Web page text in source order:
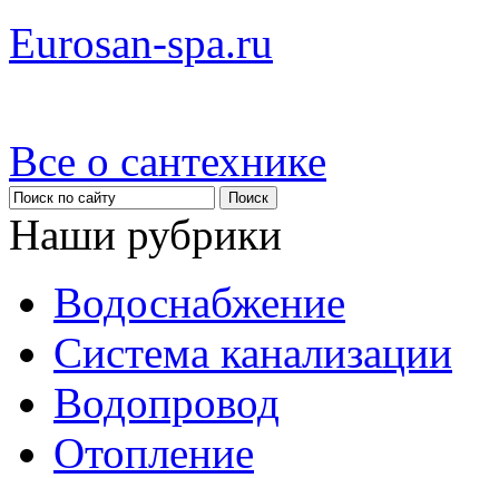
Eurosan-spa.ru
Все о сантехнике
Наши рубрики
Водоснабжение
Система канализации
Водопровод
Отопление